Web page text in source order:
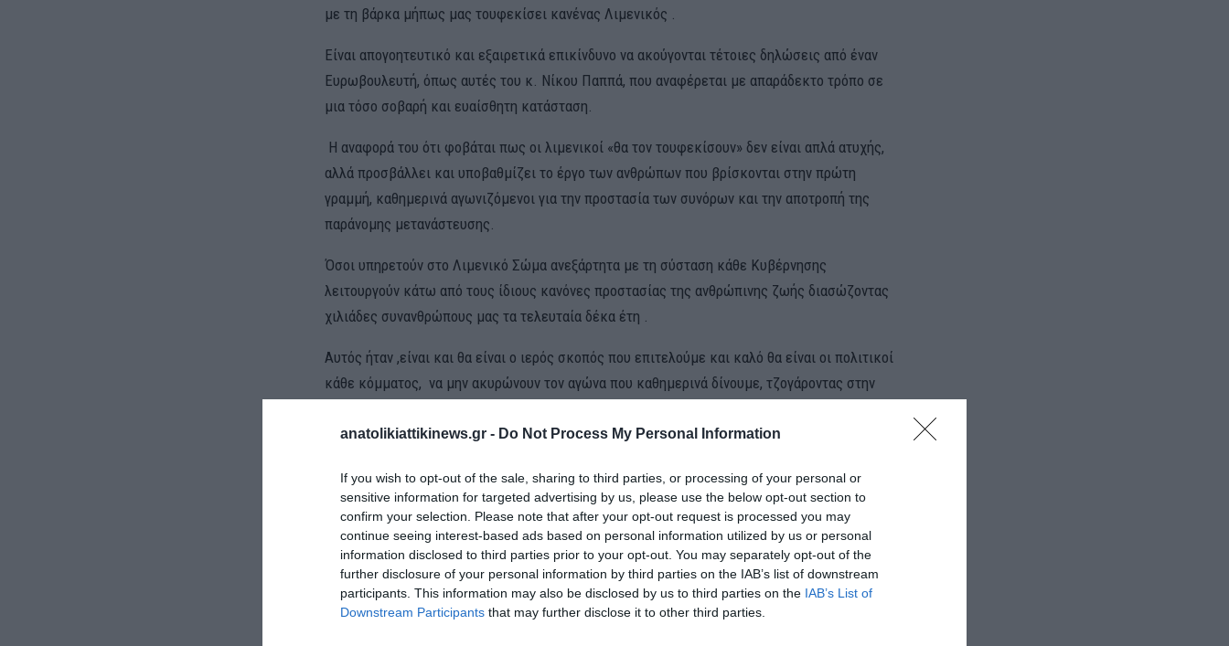
anatolikiattikinews.gr - Do Not Process My Personal Information
If you wish to opt-out of the sale, sharing to third parties, or processing of your personal or
sensitive information for targeted advertising by us, please use the below opt-out section to
confirm your selection. Please note that after your opt-out request is processed you may
continue seeing interest-based ads based on personal information utilized by us or personal
information disclosed to third parties prior to your opt-out. You may separately opt-out of the
further disclosure of your personal information by third parties on the IAB’s list of downstream
participants. This information may also be disclosed by us to third parties on the IAB’s List of
Downstream Participants that may further disclose it to other third parties.
με τη βάρκα μήπως μας τουφεκίσει κανένας Λιμενικός .
Είναι απογοητευτικό και εξαιρετικά επικίνδυνο να ακούγονται τέτοιες δηλώσεις από έναν
Ευρωβουλευτή, όπως αυτές του κ. Νίκου Παππά, που αναφέρεται με απαράδεκτο τρόπο σε
μια τόσο σοβαρή και ευαίσθητη κατάσταση.
Η αναφορά του ότι φοβάται πως οι λιμενικοί «θα τον τουφεκίσουν» δεν είναι απλά ατυχής,
αλλά προσβάλλει και υποβαθμίζει το έργο των ανθρώπων που βρίσκονται στην πρώτη
γραμμή, καθημερινά αγωνιζόμενοι για την προστασία των συνόρων και την αποτροπή της
παράνομης μετανάστευσης.
Όσοι υπηρετούν στο Λιμενικό Σώμα ανεξάρτητα με τη σύσταση κάθε Κυβέρνησης
λειτουργούν κάτω από τους ίδιους κανόνες προστασίας της ανθρώπινης ζωής διασώζοντας
χιλιάδες συνανθρώπους μας τα τελευταία δέκα έτη .
Αυτός ήταν ,είναι και θα είναι ο ιερός σκοπός που επιτελούμε και καλό θα είναι οι πολιτικοί
κάθε κόμματος, να μην ακυρώνουν τον αγώνα που καθημερινά δίνουμε, τζογάροντας στην
“μπούμερανγκ” τόσο για τους ίδιους όσο και για την πολιτική πλευρά που εκπροσωπούν.
Για το ΔΣ
Πηγή: Γρ. Τύπου-Ενημέρωσης Π.Ο.Λ.
www.omospondia.gr
Facebook:https://www.facebook.com/omospondia.gr